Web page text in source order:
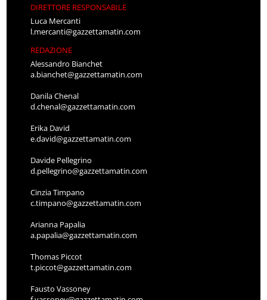
DIRETTORE RESPONSABILE
Luca Mercanti
l.mercanti@gazzettamatin.com
REDAZIONE
Alessandro Bianchet
a.bianchet@gazzettamatin.com
Danila Chenal
d.chenal@gazzettamatin.com
Erika David
e.david@gazzettamatin.com
Davide Pellegrino
d.pellegrino@gazzettamatin.com
Cinzia Timpano
c.timpano@gazzettamatin.com
Arianna Papalia
a.papalia@gazzettamatin.com
Thomas Piccot
t.piccot@gazzettamatin.com
Fausto Vassoney